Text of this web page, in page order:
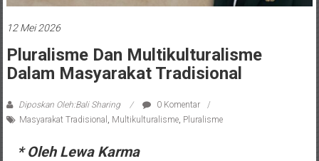
12 Mei 2026
Pluralisme Dan Multikulturalisme
Dalam Masyarakat Tradisional
Diposkan Oleh:Bali Sharing
0 Komentar
Masyarakat Tradisional
Multikulturalisme, Pluralisme
* Oleh Lewa Karma